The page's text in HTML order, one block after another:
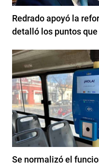
Redrado apoyó la
detalló los puntos
Se normalizó el